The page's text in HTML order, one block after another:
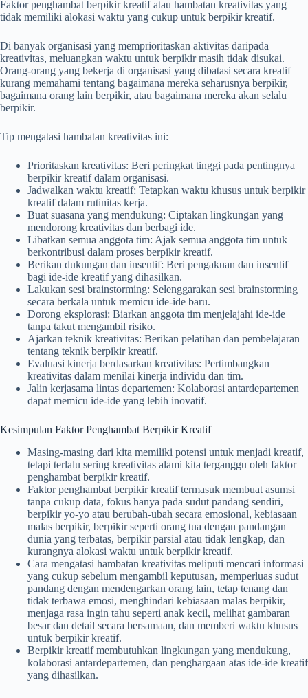
Faktor penghambat berpikir kreatif atau hambatan kreativitas yang
tidak memiliki alokasi waktu yang cukup untuk berpikir kreatif.
Di banyak organisasi yang memprioritaskan aktivitas daripada
kreativitas, meluangkan waktu untuk berpikir masih tidak disukai.
Orang-orang yang bekerja di organisasi yang dibatasi secara kreatif
kurang memahami tentang bagaimana mereka seharusnya berpikir,
bagaimana orang lain berpikir, atau bagaimana mereka akan selalu
berpikir.
Tip mengatasi hambatan kreativitas ini:
Prioritaskan kreativitas: Beri peringkat tinggi pada pentingnya
berpikir kreatif dalam organisasi.
Jadwalkan waktu kreatif: Tetapkan waktu khusus untuk berpikir
kreatif dalam rutinitas kerja.
Buat suasana yang mendukung: Ciptakan lingkungan yang
mendorong kreativitas dan berbagi ide.
Libatkan semua anggota tim: Ajak semua anggota tim untuk
berkontribusi dalam proses berpikir kreatif.
Berikan dukungan dan insentif: Beri pengakuan dan insentif
bagi ide-ide kreatif yang dihasilkan.
Lakukan sesi brainstorming: Selenggarakan sesi brainstorming
secara berkala untuk memicu ide-ide baru.
Dorong eksplorasi: Biarkan anggota tim menjelajahi ide-ide
tanpa takut mengambil risiko.
Ajarkan teknik kreativitas: Berikan pelatihan dan pembelajaran
tentang teknik berpikir kreatif.
Evaluasi kinerja berdasarkan kreativitas: Pertimbangkan
kreativitas dalam menilai kinerja individu dan tim.
Jalin kerjasama lintas departemen: Kolaborasi antardepartemen
dapat memicu ide-ide yang lebih inovatif.
Kesimpulan Faktor Penghambat Berpikir Kreatif
Masing-masing dari kita memiliki potensi untuk menjadi kreatif,
tetapi terlalu sering kreativitas alami kita terganggu oleh faktor
penghambat berpikir kreatif.
Faktor penghambat berpikir kreatif termasuk membuat asumsi
tanpa cukup data, fokus hanya pada sudut pandang sendiri,
berpikir yo-yo atau berubah-ubah secara emosional, kebiasaan
malas berpikir, berpikir seperti orang tua dengan pandangan
dunia yang terbatas, berpikir parsial atau tidak lengkap, dan
kurangnya alokasi waktu untuk berpikir kreatif.
Cara mengatasi hambatan kreativitas meliputi mencari informasi
yang cukup sebelum mengambil keputusan, memperluas sudut
pandang dengan mendengarkan orang lain, tetap tenang dan
tidak terbawa emosi, menghindari kebiasaan malas berpikir,
menjaga rasa ingin tahu seperti anak kecil, melihat gambaran
besar dan detail secara bersamaan, dan memberi waktu khusus
untuk berpikir kreatif.
Berpikir kreatif membutuhkan lingkungan yang mendukung,
kolaborasi antardepartemen, dan penghargaan atas ide-ide kreatif
yang dihasilkan.